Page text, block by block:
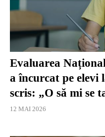
Evaluarea
a încurcat pe elevi
scris: „O să mi se
12 MAI 2026